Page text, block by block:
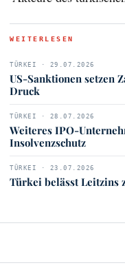
WEITERLESEN
TÜRKEI · 29.07.2026
US-Sanktionen setzen
Druck
TÜRKEI · 28.07.2026
Weiteres IPO-
Insolvenzschutz
TÜRKEI · 23.07.2026
Türkei belässt Leitzins